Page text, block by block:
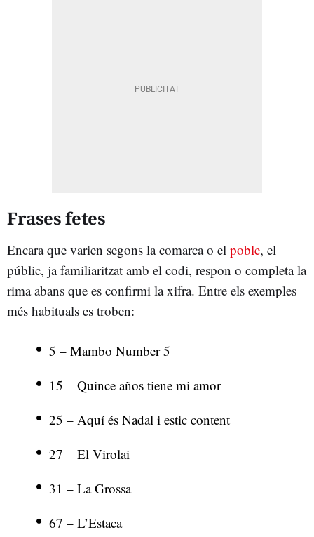
Frases fetes
Encara que varien segons la comarca o el poble, el
públic, ja familiaritzat amb el codi, respon o completa la
rima abans que es confirmi la xifra. Entre els exemples
més habituals es troben:
5 – Mambo Number 5
15 – Quince años tiene mi amor
25 – Aquí és Nadal i estic content
27 – El Virolai
31 – La Grossa
67 – L’Estaca